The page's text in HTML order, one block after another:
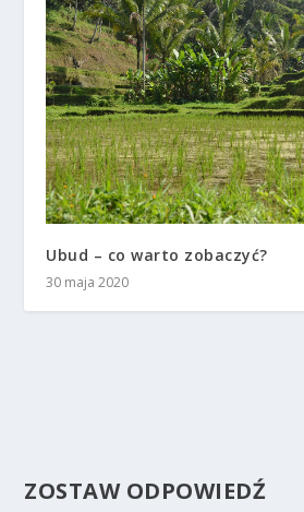
Ubud – co warto zobaczyć?
30 maja 2020
ZOSTAW ODPOWIEDŹ